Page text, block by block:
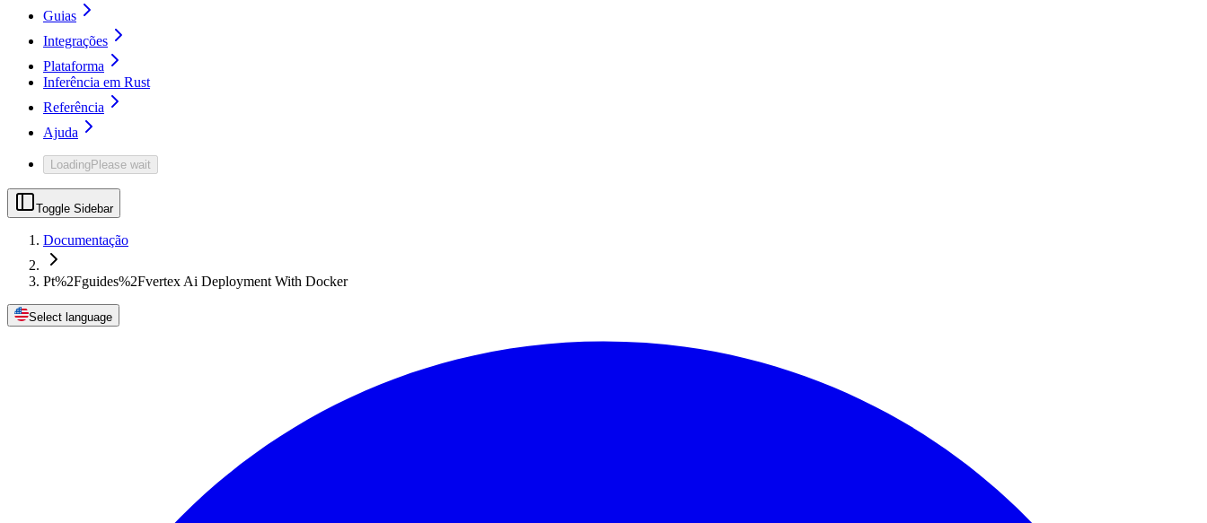
Guias
Integrações
Plataforma
Inferência em Rust
Referência
Ajuda
LoadingPlease wait
Toggle Sidebar
Documentação
Pt%2Fguides%2Fvertex Ai Deployment With Docker
Select language